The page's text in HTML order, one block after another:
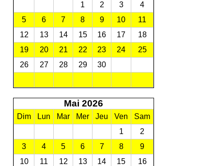
1
2 3
4
5
6 7 8 9 10
11
12
13 14 15 16 17
18
19
20 21 22 23 24
25
26
27 28 29 30
Mai 2026
Dim Lun Mar Mer Jeu Ven
Sam
1
2
3
4 5 6 7 8
9
10
11 12 13 14 15
16